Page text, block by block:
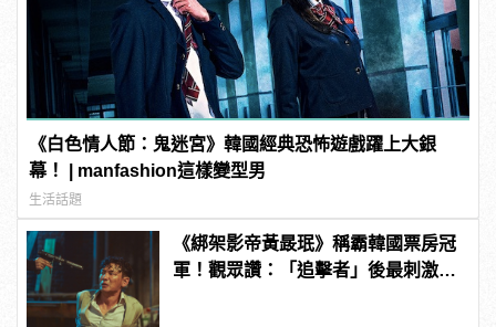
《白色情人節：鬼迷宮》韓國經典恐怖遊戲躍上大銀
幕！ | manfashion這樣變型男
生活話題
《綁架影帝黃晸珉》稱霸韓國票房冠
軍！觀眾讚：「追擊者」後最刺激的